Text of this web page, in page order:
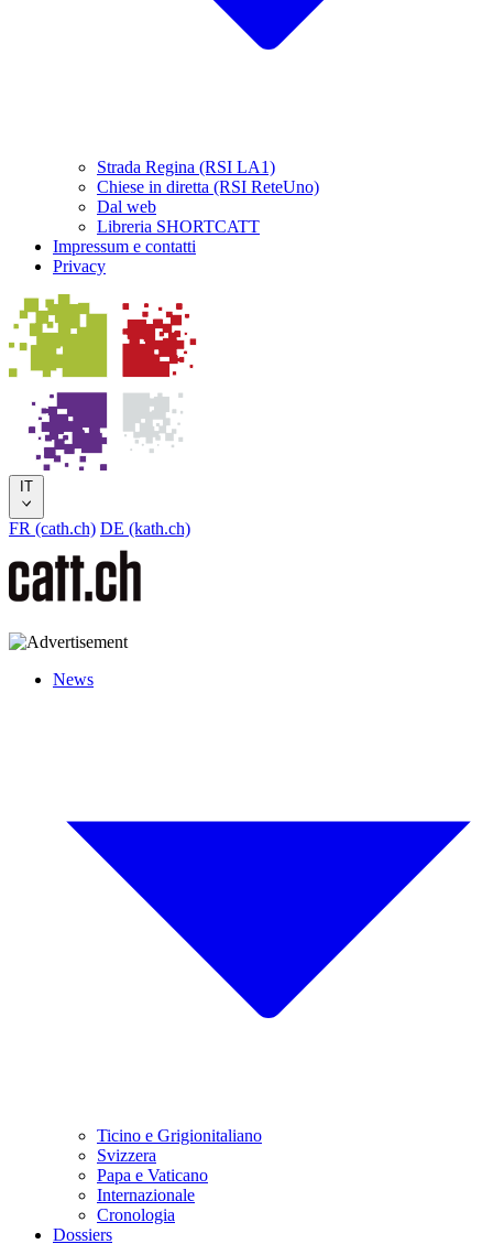
Strada Regina (RSI LA1)
Chiese in diretta (RSI ReteUno)
Dal web
Libreria SHORTCATT
Impressum e contatti
Privacy
IT
FR (cath.ch) DE (kath.ch)
News
Ticino e Grigionitaliano
Svizzera
Papa e Vaticano
Internazionale
Cronologia
Dossiers